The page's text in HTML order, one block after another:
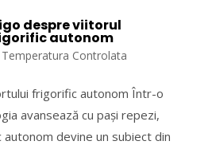
despre viitorul
autonom
Controlata
frigorific autonom Într-o
avansează cu pași repezi,
devine un subiect din